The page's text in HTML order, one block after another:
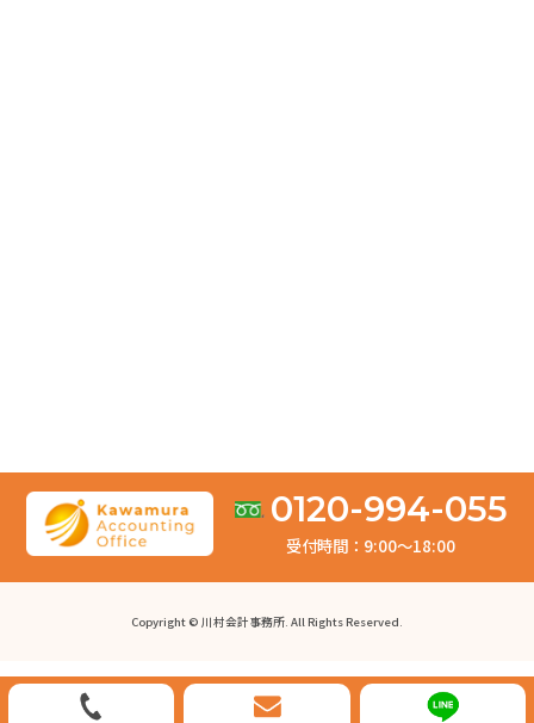
修正申告は何年前まで遡れる？税目別の期限と注意点を
徹底解説
2026.03.10
2026.03.06
0120-994-055
受付時間：9:00〜18:00
Copyright © 川村会計事務所. All Rights Reserved.